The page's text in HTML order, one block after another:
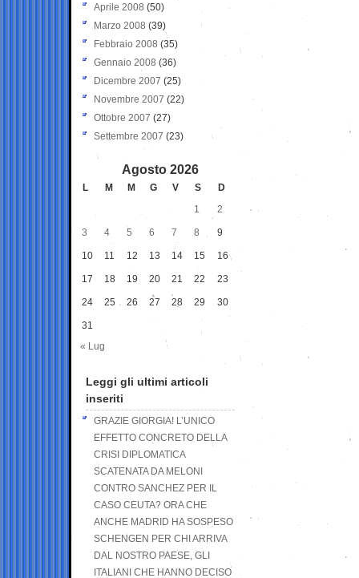
Aprile 2008 (50)
Marzo 2008 (39)
Febbraio 2008 (35)
Gennaio 2008 (36)
Dicembre 2007 (25)
Novembre 2007 (22)
Ottobre 2007 (27)
Settembre 2007 (23)
Agosto 2026
L M M G V S
D
1
2
3 4 5 6 7 8 9
10 11 12 13 14 15 16
17 18 19 20 21 22 23
24 25 26 27 28 29 30
31
« Lug
Leggi gli ultimi articoli
inseriti
GRAZIE GIORGIA! L’UNICO
EFFETTO CONCRETO DELLA
CRISI DIPLOMATICA
SCATENATA DA MELONI
CONTRO SANCHEZ PER IL
CASO CEUTA? ORA CHE
ANCHE MADRID HA SOSPESO
SCHENGEN PER CHI ARRIVA
DAL NOSTRO PAESE, GLI
ITALIANI CHE HANNO DECISO